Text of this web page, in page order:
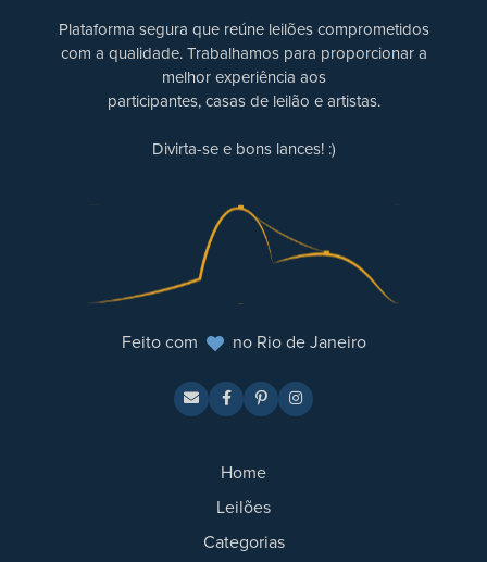
Plataforma segura que reúne leilões comprometidos
com a qualidade. Trabalhamos para proporcionar a
melhor experiência aos
participantes, casas de leilão e artistas.
Divirta-se e bons lances! :)
Feito com no Rio de Janeiro
Home
Leilões
Categorias